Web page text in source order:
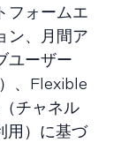
フォームエ
ン、月間ア
ユーザー
、Flexible
チャネル
用）に基づ